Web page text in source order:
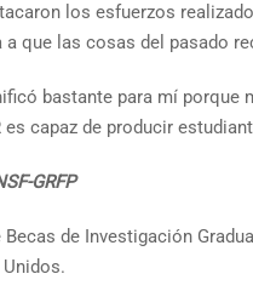
los esfuerzos
a que las cosas del pasado
bastante para mí porque
es capaz de producir
GRFP
Becas de Investigación